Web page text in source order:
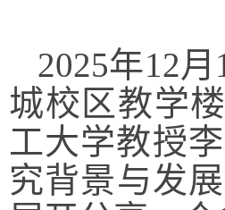
2025年12
城校区教学
工大学教授
究背景与发